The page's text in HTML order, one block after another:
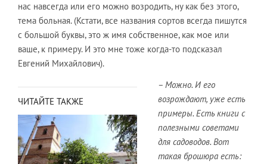
нас навсегда или его можно возродить, ну как без этого,
тема больная. (Кстати, все названия сортов всегда пишутся
с большой буквы, это ж имя собственное, как мое или
ваше, к примеру. И это мне тоже когда-то подсказал
Евгений Михайлович).
ЧИТАЙТЕ ТАКЖЕ
– Можно. И его
возрождают, уже есть
примеры. Есть книги с
полезными советами
для садоводов. Вот
такая брошюра есть: